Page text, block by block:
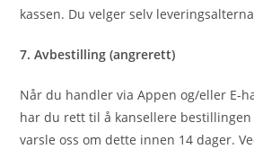
kassen. Du velger selv
7. Avbestilling (angrerett)
Når du handler via Appen og/eller E-
har du rett til å kansellere bestillingen
varsle oss om dette innen 14 dager.